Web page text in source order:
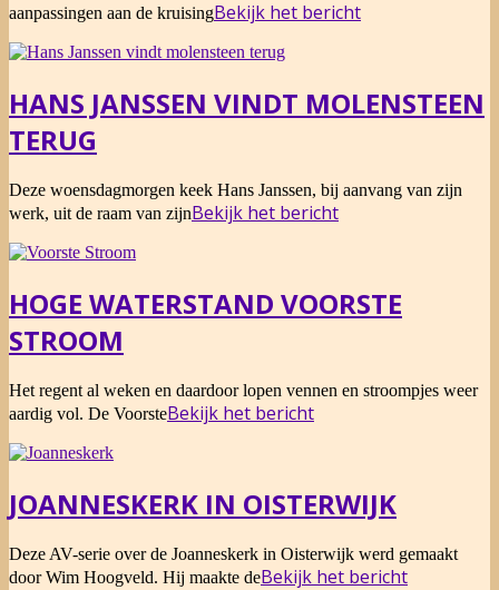
12-
aanpassingen aan de kruisingBekijk het bericht
HANS JANSSEN VINDT MOLENSTEEN
TERUG
2021-
03-
Deze woensdagmorgen keek Hans Janssen, bij aanvang van zijn
werk, uit de raam van zijnBekijk het bericht
HOGE WATERSTAND VOORSTE
STROOM
2020-
02-
Het regent al weken en daardoor lopen vennen en stroompjes weer
aardig vol. De VoorsteBekijk het bericht
JOANNESKERK IN OISTERWIJK
2020-
02-
Deze AV-serie over de Joanneskerk in Oisterwijk werd gemaakt
door Wim Hoogveld. Hij maakte deBekijk het bericht